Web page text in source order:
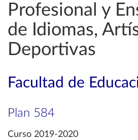
Profesional y
de Idiomas,
Deportivas
Facultad de
Plan 584
Curso 2019-2020